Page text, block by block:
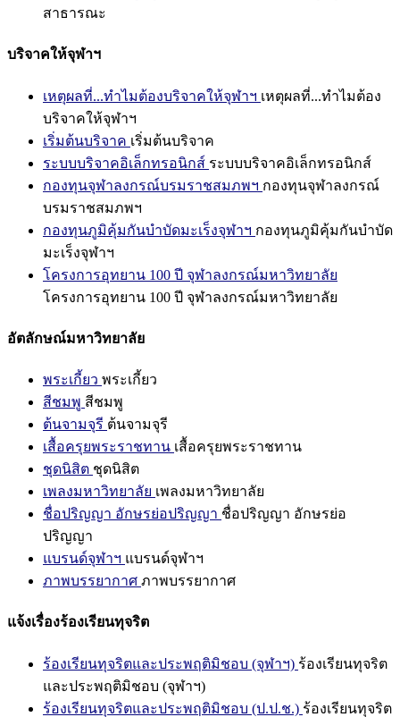
สาธารณะ
บริจาคให้จุฬาฯ
เหตุผลที่...ทำไมต้องบริจาคให้จุฬาฯ เหตุผลที่...ทำไมต้อง
บริจาคให้จุฬาฯ
เริ่มต้นบริจาค เริ่มต้นบริจาค
ระบบบริจาคอิเล็กทรอนิกส์ ระบบบริจาคอิเล็กทรอนิกส์
กองทุนจุฬาลงกรณ์บรมราชสมภพฯ กองทุนจุฬาลงกรณ์
บรมราชสมภพฯ
กองทุนภูมิคุ้มกันบำบัดมะเร็งจุฬาฯ กองทุนภูมิคุ้มกันบำบัด
มะเร็งจุฬาฯ
โครงการอุทยาน 100 ปี จุฬาลงกรณ์มหาวิทยาลัย
โครงการอุทยาน 100 ปี จุฬาลงกรณ์มหาวิทยาลัย
อัตลักษณ์มหาวิทยาลัย
พระเกี้ยว พระเกี้ยว
สีชมพู สีชมพู
ต้นจามจุรี ต้นจามจุรี
เสื้อครุยพระราชทาน เสื้อครุยพระราชทาน
ชุดนิสิต ชุดนิสิต
เพลงมหาวิทยาลัย เพลงมหาวิทยาลัย
ชื่อปริญญา อักษรย่อปริญญา ชื่อปริญญา อักษรย่อ
ปริญญา
แบรนด์จุฬาฯ แบรนด์จุฬาฯ
ภาพบรรยากาศ ภาพบรรยากาศ
แจ้งเรื่องร้องเรียนทุจริต
ร้องเรียนทุจริตและประพฤติมิชอบ (จุฬาฯ) ร้องเรียนทุจริต
และประพฤติมิชอบ (จุฬาฯ)
ร้องเรียนทุจริตและประพฤติมิชอบ (ป.ป.ช.) ร้องเรียนทุจริต